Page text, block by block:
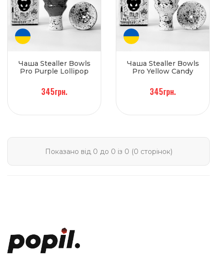
Чаша Stealler Bowls
Pro Purple Lollipop
345грн.
Чаша Stealler Bowls
Pro Yellow Candy
345грн.
Показано від 0 до 0 із 0 (0 сторінок)